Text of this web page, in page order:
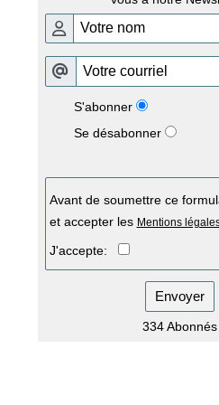
S'abonner
Se désabonner
Avant de soumettre ce
et accepter les Mentions
J'accepte:
Envoyer
334 Abonnés